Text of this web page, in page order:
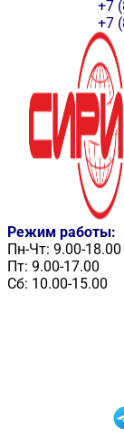
+7
+7
Режим работы:
Пн-Чт: 9.00-18.00
Пт: 9.00-17.00
Сб: 10.00-15.00